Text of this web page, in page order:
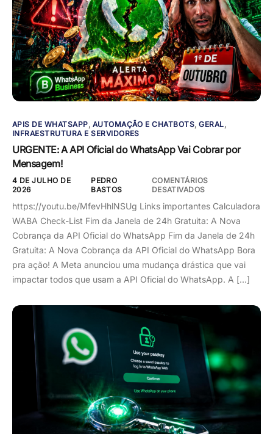
APIS DE WHATSAPP , AUTOMAÇÃO E CHATBOTS,GERAL ,
INFRAESTRUTURA E SERVIDORES
URGENTE: A API Oficial do WhatsApp Vai Cobrar por
Mensagem!
4 DE JULHO DE
2026
PEDRO
BASTOS
COMENTÁRIOS
DESATIVADOS
https://youtu.be/MfevHhlNSUg Links importantes Calculadora
WABA Check-List Fim da Janela de 24h Gratuita: A Nova
Cobrança da API Oficial do WhatsApp Fim da Janela de 24h
Gratuita: A Nova Cobrança da API Oficial do WhatsApp Bora
pra ação! A Meta anunciou uma mudança drástica que vai
impactar todos que usam a API Oficial do WhatsApp. A […]